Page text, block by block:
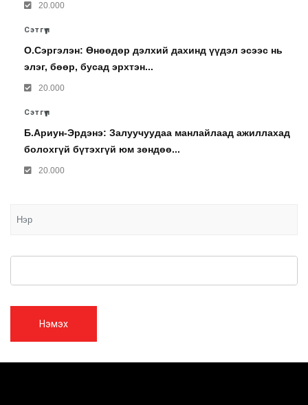
20.000
Сэтгүүл
О.Сэргэлэн: Өнөөдөр дэлхий дахинд үүдэл эсээс нь
элэг, бөөр, бусад эрхтэн...
20.000
Сэтгүүл
Б.Ариун-Эрдэнэ: Залуучуудаа манлайлаад ажиллахад
болохгүй бүтэхгүй юм зөндөө...
20.000
Нэмэх